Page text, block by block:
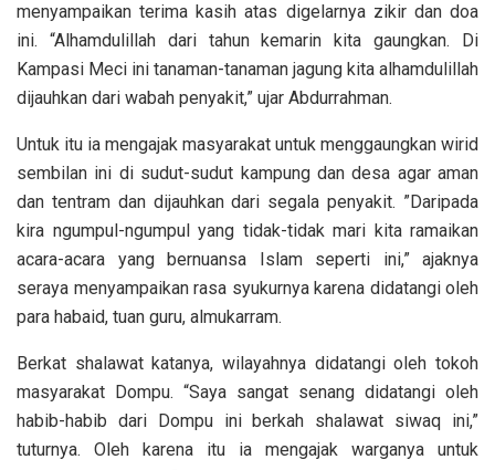
menyampaikan terima kasih atas digelarnya zikir dan doa
ini. “Alhamdulillah dari tahun kemarin kita gaungkan. Di
Kampasi Meci ini tanaman-tanaman jagung kita alhamdulillah
dijauhkan dari wabah penyakit,” ujar Abdurrahman.
Untuk itu ia mengajak masyarakat untuk menggaungkan wirid
sembilan ini di sudut-sudut kampung dan desa agar aman
dan tentram dan dijauhkan dari segala penyakit. ”Daripada
kira ngumpul-ngumpul yang tidak-tidak mari kita ramaikan
acara-acara yang bernuansa Islam seperti ini,” ajaknya
seraya menyampaikan rasa syukurnya karena didatangi oleh
para habaid, tuan guru, almukarram.
Berkat shalawat katanya, wilayahnya didatangi oleh tokoh
masyarakat Dompu. “Saya sangat senang didatangi oleh
habib-habib dari Dompu ini berkah shalawat siwaq ini,”
tuturnya. Oleh karena itu ia mengajak warganya untuk